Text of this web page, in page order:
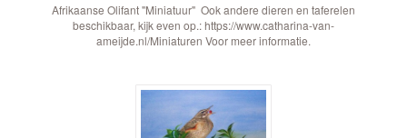
Afrikaanse Olifant "Miniatuur" Ook andere dieren en taferelen
beschikbaar, kijk even op.: https://www.catharina-van-
ameijde.nl/Miniaturen Voor meer informatie.